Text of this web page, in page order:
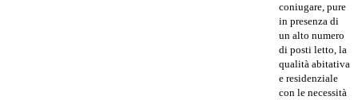
coniugare, pure
in presenza di
un alto numero
di posti letto, la
qualità abitativa
e residenziale
con le necessità